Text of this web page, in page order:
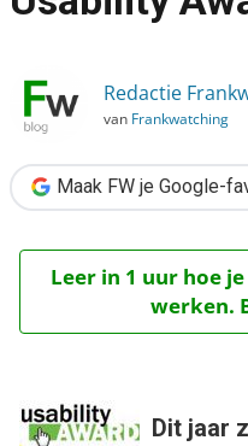
Klantcontact & CX
Usability Award: De NS
Redactie
van Frankwatching
Maak FW je Google-
Leer in 1 uur hoe
werken.
Dit jaar